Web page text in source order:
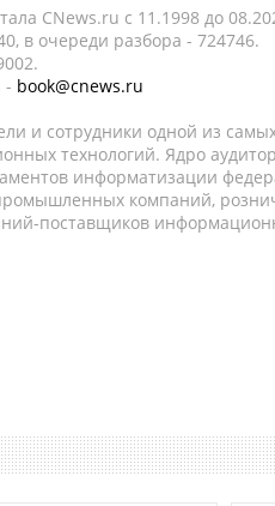
CNews.ru c 11.1998 до
в очереди разбора - 724746.
- book@cnews.ru
и сотрудники одной из
технологий. Ядро
информатизации
компаний,
поставщиков